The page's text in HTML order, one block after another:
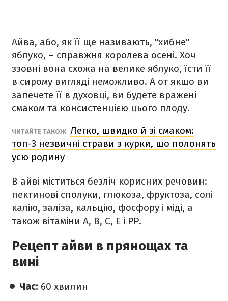
Айва, або, як її ще називають, "хибне"
яблуко, – справжня королева осені. Хоч
ззовні вона схожа на велике яблуко, їсти її
в сирому вигляді неможливо. А от якщо ви
запечете її в духовці, ви будете вражені
смаком та консистенцією цього плоду.
ЧИТАЙТЕ ТАКОЖ Легко, швидко й зі смаком:
топ-3 незвичні страви з курки, що полонять
усю родину
В айві міститься безліч корисних речовин:
пектинові сполуки, глюкоза, фруктоза, солі
калію, заліза, кальцію, фосфору і міді, а
також вітаміни А, В, С, Е і РР.
Рецепт айви в прянощах та
вині
Час: 60 хвилин